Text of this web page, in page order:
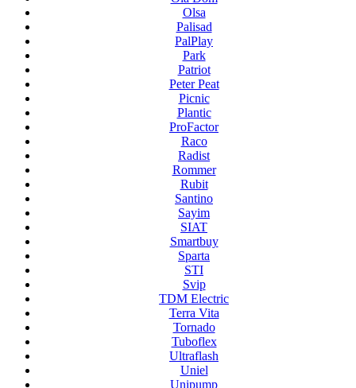
Olsa
Palisad
PalPlay
Park
Patriot
Peter Peat
Picnic
Plantic
ProFactor
Raco
Radist
Rommer
Rubit
Santino
Sayim
SIAT
Smartbuy
Sparta
STI
Svip
TDM Electric
Terra Vita
Tornado
Tuboflex
Ultraflash
Uniel
Unipump